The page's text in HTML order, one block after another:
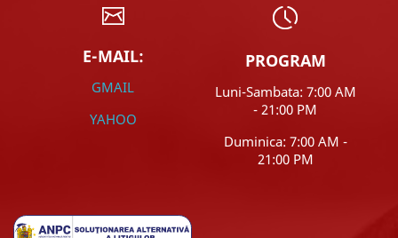
E-MAIL:
GMAIL
YAHOO
PROGRAM
Luni-Sambata: 7:00 AM
- 21:00 PM
Duminica: 7:00 AM -
21:00 PM